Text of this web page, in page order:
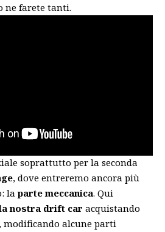
ne farete tanti.
soprattutto per la seconda
, dove entreremo ancora più
laparte meccanica. Qui
nostra drift car acquistando
modificando alcune parti